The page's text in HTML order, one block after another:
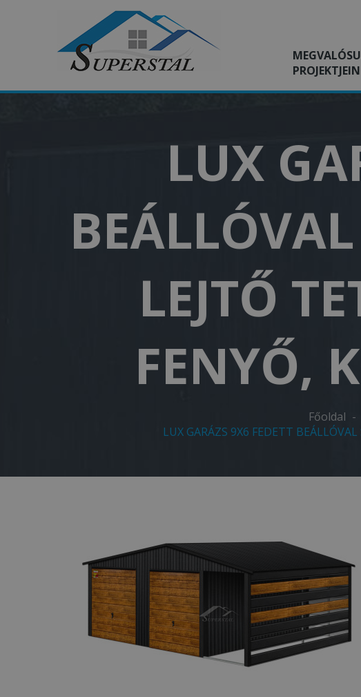
LUX
LEJTŐ
FENYŐ,
Főoldal -
LUX GARÁZS 9X6 FEDETT